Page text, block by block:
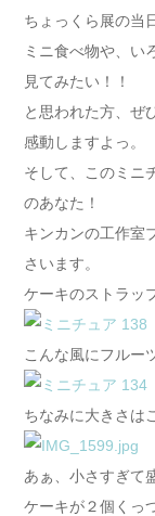
ちょっくら展の当
ミニ食べ物や、い
見てみたい！！
と思われた方、ぜ
感動しますよっ。
そして、このミニ
のあなた！
キンカンの工作室
さいます。
ケーキのストラッ
こんな風にフルー
ちなみに大きさは
あぁ、小さすぎて
ケーキが２個くっ